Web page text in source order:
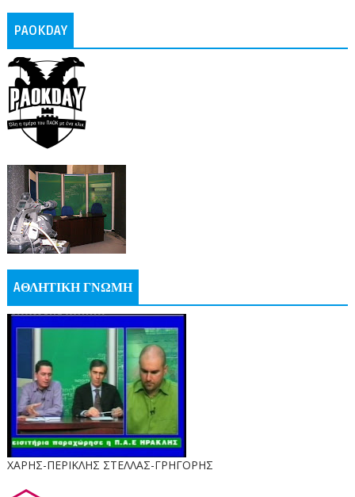
PAOKDAY
AΘΛΗΤΙΚΗ ΓΝΩΜΗ
ΧΑΡΗΣ-ΠΕΡΙΚΛΗΣ ΣΤΕΛΛΑΣ-ΓΡΗΓΟΡΗΣ